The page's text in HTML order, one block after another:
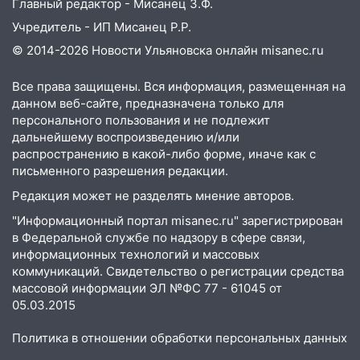
обвиняли в жестоком обращении с
животными
12:28 Миллион на «льготниках»: в
провернул хитрую схему с чужими
проездными
12:10 Ульяновский алиментщик накопил
120 тысяч долга
Снят режим «Ракетная
опасность» на территории Ульяновской
области
11:30 Кабмин РФ разрешил до 1 июля
2027 года импорт, выпуск и обращение
бензина Евро 2, Евро 3, Евро 4
11:12 Соцсети: на Рябикова автомобиль
врезался в забор
Главный редактор - Мисанец З.Ф.
Учредитель - ИП Мисанец Р.Р.
© 2014-2026 Новости Ульяновска онлайн misanec.ru
Все права защищены. Вся информация, размещенная на
данном веб-сайте, предназначена только для
персонального пользования и не подлежит
дальнейшему воспроизведению и/или
распространению в какой-либо форме, иначе как с
письменного разрешения редакции.
Редакция может не разделять мнение авторов.
"Информационный портал misanec.ru" зарегистрирован
в Федеральной службе по надзору в сфере связи,
информационных технологий и массовых
коммуникаций. Свидетельство о регистрации средства
массовой информации ЭЛ №ФС 77 - 61045 от
05.03.2015
Политика в отношении обработки персональных данных